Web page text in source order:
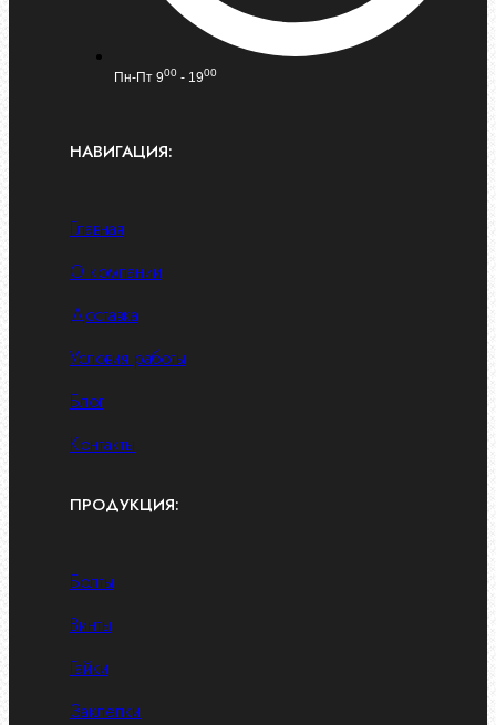
Пн-Пт 900 - 1900
НАВИГАЦИЯ:
Главная
О компании
Доставка
Условия работы
Блог
Контакты
ПРОДУКЦИЯ:
Болты
Винты
Гайки
Заклепки